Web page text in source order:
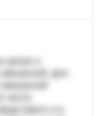
целую и
Для